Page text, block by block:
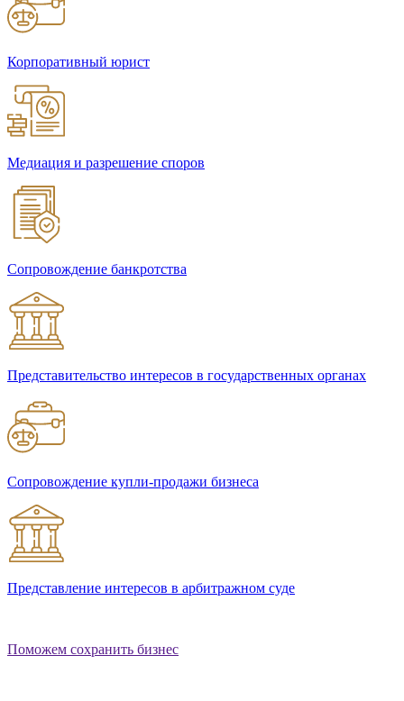
Корпоративный юрист
Медиация и разрешение споров
Сопровождение банкротства
Представительство интересов в государственных органах
Сопровождение купли-продажи бизнеса
Представление интересов в арбитражном суде
Поможем сохранить бизнес